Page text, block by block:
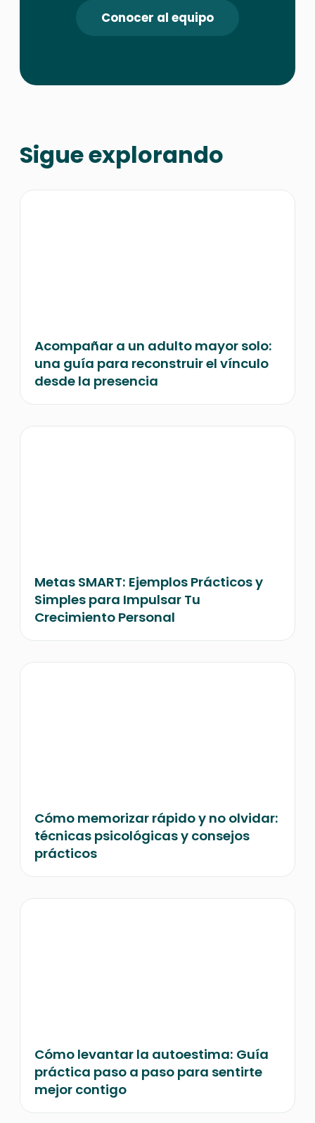
Conocer al equipo
Sigue explorando
Acompañar a un adulto mayor solo:
una guía para reconstruir el vínculo
desde la presencia
Metas SMART: Ejemplos Prácticos y
Simples para Impulsar Tu
Crecimiento Personal
Cómo memorizar rápido y no olvidar:
técnicas psicológicas y consejos
prácticos
Cómo levantar la autoestima: Guía
práctica paso a paso para sentirte
mejor contigo